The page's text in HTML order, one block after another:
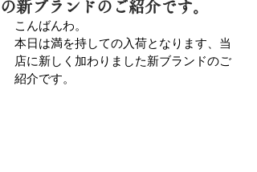
の新ブランドのご紹介です。
こんばんわ。
本日は満を持しての入荷となります、当
店に新しく加わりました新ブランドのご
紹介です。